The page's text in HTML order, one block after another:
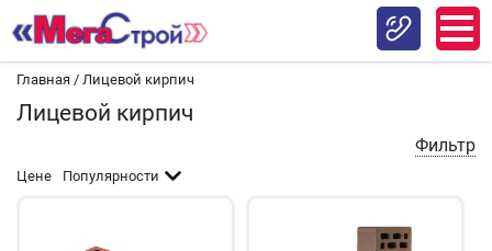
Главная / Лицевой кирпич
Лицевой кирпич
Фильтр
Цене Популярности